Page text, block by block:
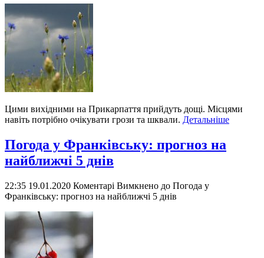
Цими вихідними на Прикарпаття прийдуть дощі. Місцями
навіть потрібно очікувати грози та шквали. Детальніше
Погода у Франківську: прогноз на
найближчі 5 днів
22:35 19.01.2020 Коментарі Вимкнено до Погода у
Франківську: прогноз на найближчі 5 днів